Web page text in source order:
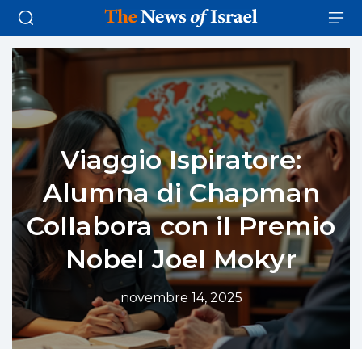
Viaggio Ispiratore:
Alumna di Chapman
Collabora con il Premio
Nobel Joel Mokyr
novembre 14, 2025